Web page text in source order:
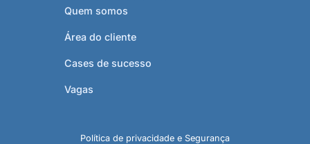
Quem somos
Área do cliente
Cases de sucesso
Vagas
Política de privacidade e Segurança